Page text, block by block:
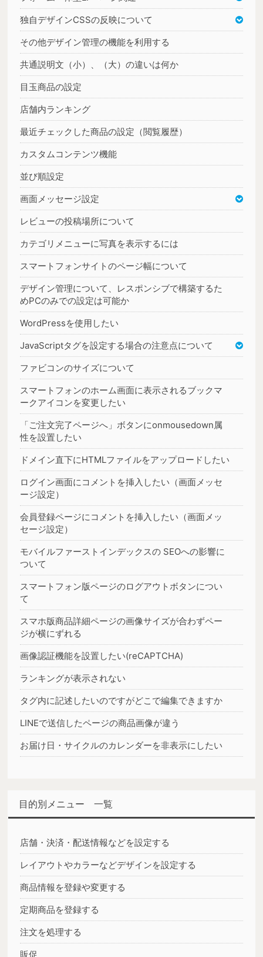
独自デザインCSSの反映について
その他デザイン管理の機能を利用する
共通説明文（小）、（大）の違いは何か
目玉商品の設定
店舗内ランキング
最近チェックした商品の設定（閲覧履歴）
カスタムコンテンツ機能
並び順設定
画面メッセージ設定
レビューの投稿場所について
カテゴリメニューに写真を表示するには
スマートフォンサイトのページ幅について
デザイン管理について、レスポンシブで構築するた
めPCのみでの設定は可能か
WordPressを使用したい
JavaScriptタグを設定する場合の注意点について
ファビコンのサイズについて
スマートフォンのホーム画面に表示されるブックマ
ークアイコンを変更したい
「ご注文完了ページへ」ボタンにonmousedown属
性を設置したい
ドメイン直下にHTMLファイルをアップロードしたい
ログイン画面にコメントを挿入したい（画面メッセ
ージ設定）
会員登録ページにコメントを挿入したい（画面メッ
セージ設定）
モバイルファーストインデックスの SEOへの影響に
ついて
スマートフォン版ページのログアウトボタンについ
て
スマホ版商品詳細ページの画像サイズが合わずペー
ジが横にずれる
画像認証機能を設置したい(reCAPTCHA)
ランキングが表示されない
タグ内に記述したいのですがどこで編集できますか
LINEで送信したページの商品画像が違う
お届け日・サイクルのカレンダーを非表示にしたい
目的別メニュー 一覧
店舗・決済・配送情報などを設定する
レイアウトやカラーなどデザインを設定する
商品情報を登録や変更する
定期商品を登録する
注文を処理する
販促